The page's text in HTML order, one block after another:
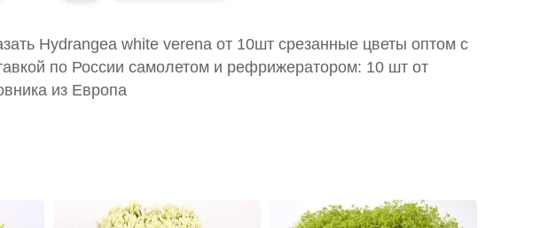
Hydrangea white verena от 10шт срезанные цветы оптом с
по России самолетом и рефрижератором: 10 шт от
из Европа